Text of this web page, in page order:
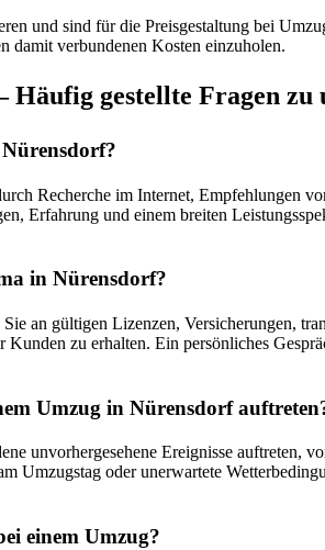
und sind für die Preisgestaltung bei
damit verbundenen Kosten einzuholen.
gestellte Fragen zu
Recherche im Internet, Empfehlungen
Erfahrung und einem breiten
in Nürensdorf?
an gültigen Lizenzen, Versicherungen,
zu erhalten. Ein persönliches
Umzug in Nürensdorf
unvorhergesehene Ereignisse auftreten,
Umzugstag oder unerwartete
einem Umzug?